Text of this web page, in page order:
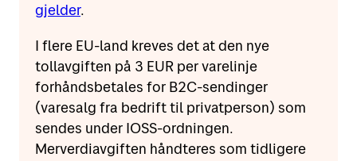
gjelder.
I flere EU-land kreves det at den nye
tollavgiften på 3 EUR per varelinje
forhåndsbetales for B2C-sendinger
(varesalg fra bedrift til privatperson) som
sendes under IOSS-ordningen.
Merverdiavgiften håndteres som tidligere